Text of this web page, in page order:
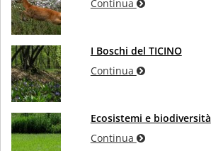
Continua
I Boschi del TICINO
Continua
Ecosistemi e biodiversità
Continua